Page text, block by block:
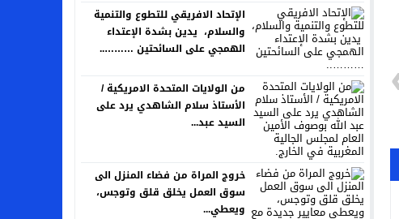
الإتحاد الافريقي للتطوع والتنمية
والسلام، يدين بشدة الإعتداء
الهمجي على السائحتين ………..
من الولايات المتحدة الامريكية /
الأستاذ سلام الشاهدي يرد على
السيد عبد...
خروج المراة من فضاء المنزل الى
سوق العمل يخلق قلق وتوجس،
ويعطي...